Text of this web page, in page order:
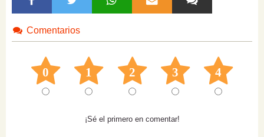
Comentarios
0 1 2 3 4
¡Sé el primero en comentar!